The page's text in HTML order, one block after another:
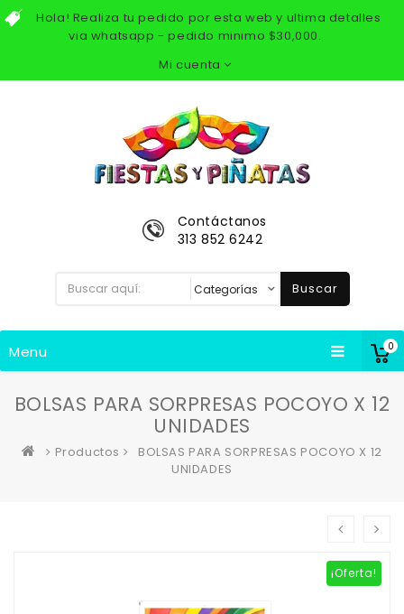
Hola! Realiza tu pedido por esta web y ultima detalles
via whatsapp - pedido minimo $30,000.
Mi cuenta
0
Contáctanos
313 852 6242
Buscar
Menu
BOLSAS PARA SORPRESAS POCOYO X 12
UNIDADES
Productos
BOLSAS PARA SORPRESAS POCOYO X 12
UNIDADES
¡Oferta!